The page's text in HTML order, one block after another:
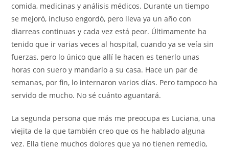
comida, medicinas y análisis médicos. Durante un tiempo
se mejoró, incluso engordó, pero lleva ya un año con
diarreas continuas y cada vez está peor. Últimamente ha
tenido que ir varias veces al hospital, cuando ya se veía sin
fuerzas, pero lo único que allí le hacen es tenerlo unas
horas con suero y mandarlo a su casa. Hace un par de
semanas, por fin, lo internaron varios días. Pero tampoco ha
servido de mucho. No sé cuánto aguantará.
La segunda persona que más me preocupa es Luciana, una
viejita de la que también creo que os he hablado alguna
vez. Ella tiene muchos dolores que ya no tienen remedio,